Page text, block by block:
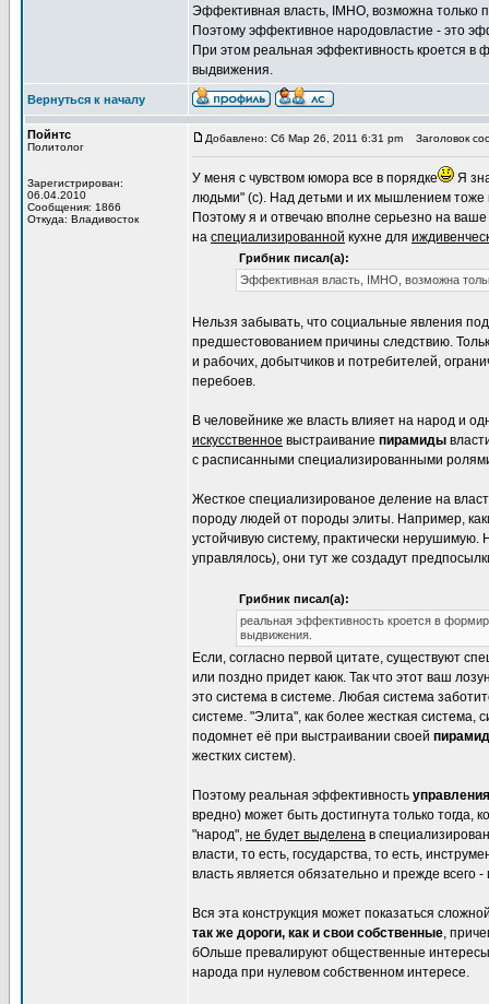
Эффективная власть, IMHO, возможна только
Поэтому эффективное народовластие - это
При этом реальная эффективность кроется в
выдвижения.
Вернуться к началу
Пойнтс
Политолог
Зарегистрирован:
06.04.2010
Сообщения: 1866
Откуда: Владивосток
Добавлено: Сб Мар 26, 2011 6:31 pm Заголовок
У меня с чувством юмора все в порядке
Я
людьми" (с). Над детьми и их мышлением тоже
Поэтому я и отвечаю вполне серьезно на ваше
на специализированной кухне для
Грибник писал(а):
Эффективная власть, IMHO, возможна
Нельзя забывать, что социальные явления
предшестовованием причины следствию.
и рабочих, добытчиков и потребителей,
перебоев.
В человейнике же власть влияет на народ и
искусственное выстраивание пирамиды
с расписанными специализированными
Жесткое специализированое деление на
породу людей от породы элиты. Например,
устойчивую систему, практически
управлялось), они тут же создадут
Грибник писал(а):
реальная эффективность кроется в
выдвижения.
Если, согласно первой цитате, существуют
или поздно придет каюк. Так что этот ваш
это система в системе. Любая система
системе. "Элита", как более жесткая система,
подомнет её при выстраивании своей
жестких систем).
Поэтому реальная эффективность управления
вредно) может быть достигнута только тогда,
"народ", не будет выделена в
власти, то есть, государства, то есть,
власть является обязательно и прежде всего
Вся эта конструкция может показаться
так же дороги, как и свои собственные,
бОльше превалируют общественные
народа при нулевом собственном интересе.